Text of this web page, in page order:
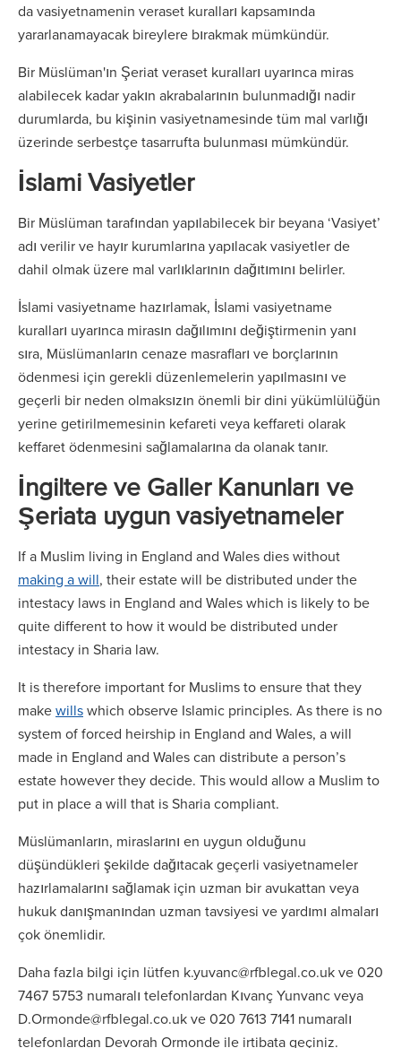
da vasiyetnamenin veraset kuralları kapsamında
yararlanamayacak bireylere bırakmak mümkündür.
Bir Müslüman'ın Şeriat veraset kuralları uyarınca miras
alabilecek kadar yakın akrabalarının bulunmadığı nadir
durumlarda, bu kişinin vasiyetnamesinde tüm mal varlığı
üzerinde serbestçe tasarrufta bulunması mümkündür.
İslami Vasiyetler
Bir Müslüman tarafından yapılabilecek bir beyana ‘Vasiyet’
adı verilir ve hayır kurumlarına yapılacak vasiyetler de
dahil olmak üzere mal varlıklarının dağıtımını belirler.
İslami vasiyetname hazırlamak, İslami vasiyetname
kuralları uyarınca mirasın dağılımını değiştirmenin yanı
sıra, Müslümanların cenaze masrafları ve borçlarının
ödenmesi için gerekli düzenlemelerin yapılmasını ve
geçerli bir neden olmaksızın önemli bir dini yükümlülüğün
yerine getirilmemesinin kefareti veya keffareti olarak
keffaret ödenmesini sağlamalarına da olanak tanır.
İngiltere ve Galler Kanunları ve
Şeriata uygun vasiyetnameler
If a Muslim living in England and Wales dies without
making a will, their estate will be distributed under the
intestacy laws in England and Wales which is likely to be
quite different to how it would be distributed under
intestacy in Sharia law.
It is therefore important for Muslims to ensure that they
makewillswhich observe Islamic principles. As there is no
system of forced heirship in England and Wales, a will
made in England and Wales can distribute a person’s
estate however they decide. This would allow a Muslim to
put in place a will that is Sharia compliant.
Müslümanların, miraslarını en uygun olduğunu
düşündükleri şekilde dağıtacak geçerli vasiyetnameler
hazırlamalarını sağlamak için uzman bir avukattan veya
hukuk danışmanından uzman tavsiyesi ve yardımı almaları
çok önemlidir.
Daha fazla bilgi için lütfen k.yuvanc@rfblegal.co.uk ve 020
7467 5753 numaralı telefonlardan Kıvanç Yunvanc veya
D.Ormonde@rfblegal.co.uk ve 020 7613 7141 numaralı
telefonlardan Devorah Ormonde ile irtibata geçiniz.